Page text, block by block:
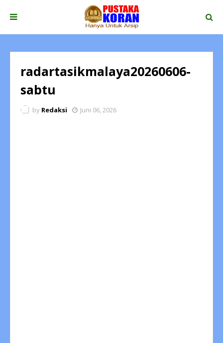
radartasikmalaya20260606-
sabtu
by Redaksi Juni 06, 2026